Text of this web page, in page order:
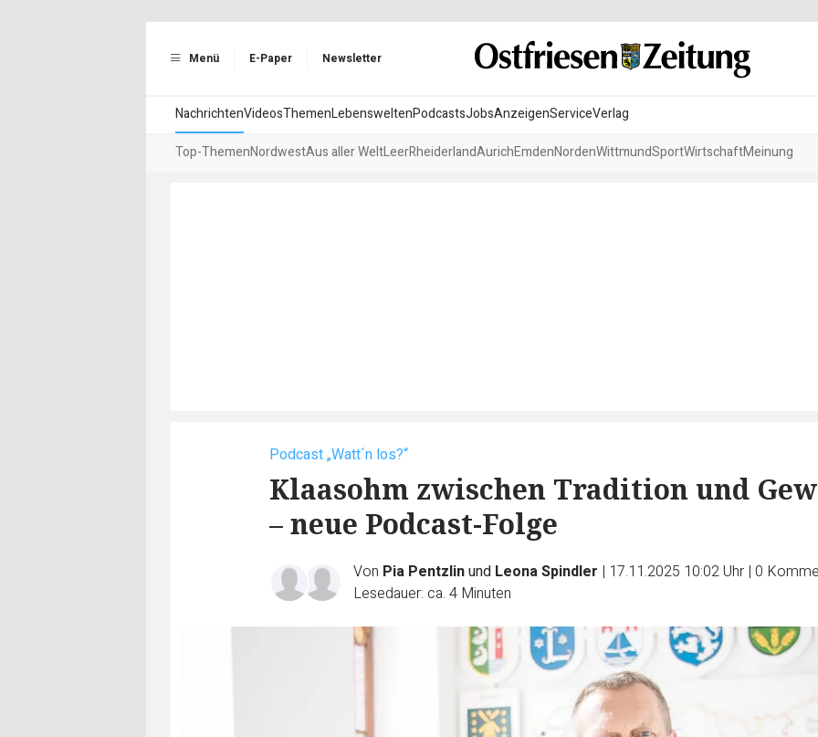
Menü E-Paper Newsletter
NachrichtenVideosThemenLebensweltenPodcastsJobsAnzeigenServiceVerlag
Top-ThemenNordwestAus aller WeltLeerRheiderlandAurichEmdenNordenWittmundSportWirtschaftMeinung
Podcast „Watt´n los?“
Klaasohm zwischen Tradition und
– neue Podcast-Folge
Von Pia Pentzlinund Leona Spindler | 17.11.2025 10:02 Uhr | 0
Lesedauer: ca. 4 Minuten